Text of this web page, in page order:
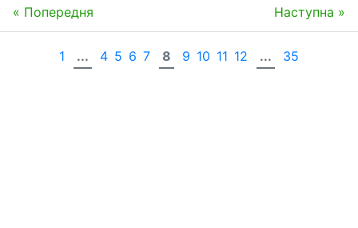
« Попередня Наступна »
1 ... 4 5 6 7 8 9 10 11 12 ... 35